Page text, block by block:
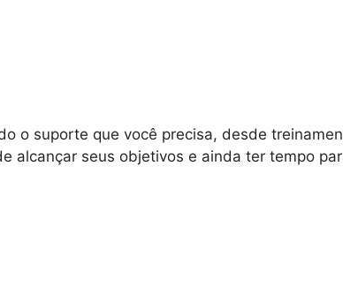
o suporte que você precisa, desde
alcançar seus objetivos e ainda ter tempo